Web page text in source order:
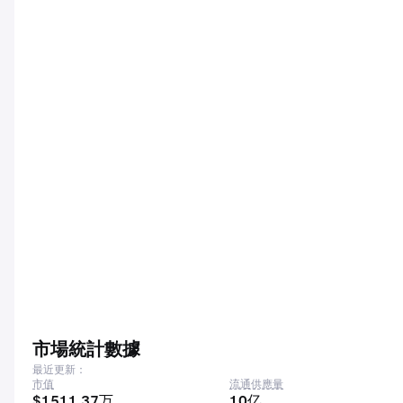
市場統計數據
最近更新：
市值
流通供應量